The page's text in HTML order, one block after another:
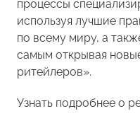
процессы
используя лучшие
по всему миру, а
самым открывая
ритейлеров».
Узнать подробнее о